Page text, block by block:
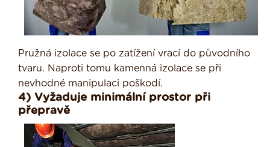
Pružná izolace se po zatížení vrací do původního
tvaru. Naproti tomu kamenná izolace se při
nevhodné manipulaci poškodí.
4) Vyžaduje minimální prostor při
přepravě